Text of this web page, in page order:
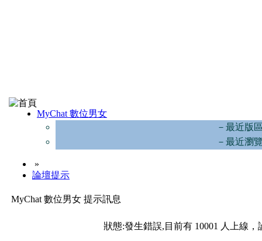
MyChat 數位男女
－最近版
－最近瀏
»
論壇提示
MyChat 數位男女 提示訊息
狀態:發生錯誤,目前有 10001 人上線